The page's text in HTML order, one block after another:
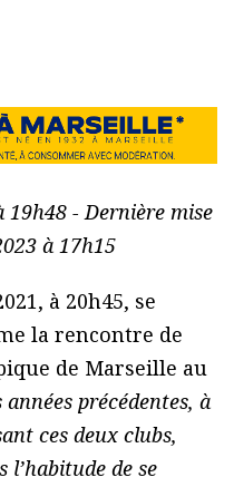
19h48 - Dernière mise
à 17h15
à 20h45, se
la rencontre de
de Marseille au
années précédentes, à
ces deux clubs,
de se